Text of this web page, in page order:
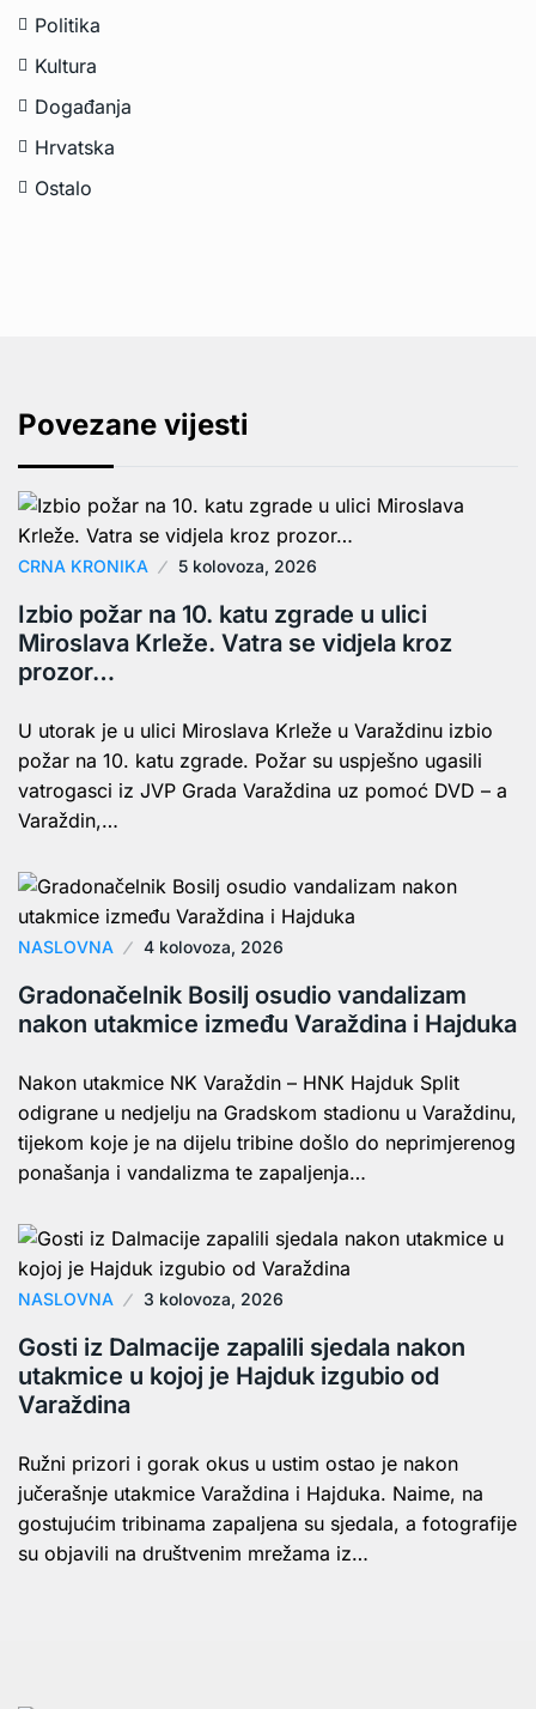
Politika
Kultura
Događanja
Hrvatska
Ostalo
Povezane vijesti
CRNA KRONIKA 5 kolovoza, 2026
Izbio požar na 10. katu zgrade u ulici
Miroslava Krleže. Vatra se vidjela kroz
prozor…
U utorak je u ulici Miroslava Krleže u Varaždinu izbio
požar na 10. katu zgrade. Požar su uspješno ugasili
vatrogasci iz JVP Grada Varaždina uz pomoć DVD – a
Varaždin,…
NASLOVNA 4 kolovoza, 2026
Gradonačelnik Bosilj osudio vandalizam
nakon utakmice između Varaždina i Hajduka
Nakon utakmice NK Varaždin – HNK Hajduk Split
odigrane u nedjelju na Gradskom stadionu u Varaždinu,
tijekom koje je na dijelu tribine došlo do neprimjerenog
ponašanja i vandalizma te zapaljenja…
NASLOVNA 3 kolovoza, 2026
Gosti iz Dalmacije zapalili sjedala nakon
utakmice u kojoj je Hajduk izgubio od
Varaždina
Ružni prizori i gorak okus u ustim ostao je nakon
jučerašnje utakmice Varaždina i Hajduka. Naime, na
gostujućim tribinama zapaljena su sjedala, a fotografije
su objavili na društvenim mrežama iz…